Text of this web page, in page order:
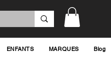
ENFANTS MARQUES Blog